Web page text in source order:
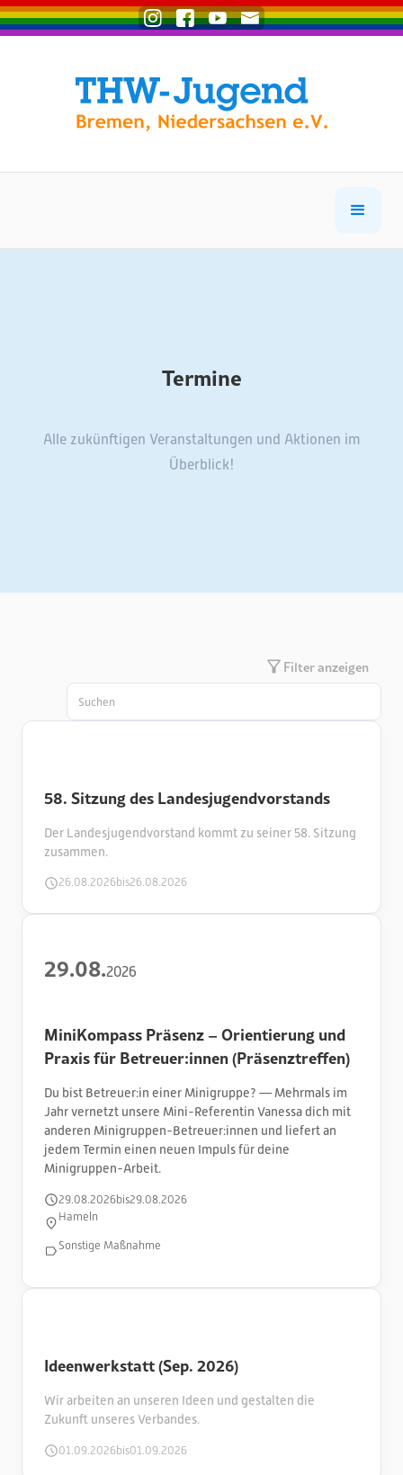
Termine
Alle zukünftigen Veranstaltungen und Aktionen im
Überblick!
Filter anzeigen
58. Sitzung des Landesjugendvorstands
Der Landesjugendvorstand kommt zu seiner 58. Sitzung
zusammen.
26.08.2026bis26.08.2026
29.08.2026
MiniKompass Präsenz – Orientierung und
Praxis für Betreuer:innen (Präsenztreffen)
Du bist Betreuer:in einer Minigruppe? — Mehrmals im
Jahr vernetzt unsere Mini-Referentin Vanessa dich mit
anderen Minigruppen-Betreuer:innen und liefert an
jedem Termin einen neuen Impuls für deine
Minigruppen-Arbeit.
29 08 2026bis29 08 2026
Hameln
Sonstige Maßnahme
Ideenwerkstatt (Sep. 2026)
Wir arbeiten an unseren Ideen und gestalten die
Zukunft unseres Verbandes.
01 09 2026bis01 09 2026